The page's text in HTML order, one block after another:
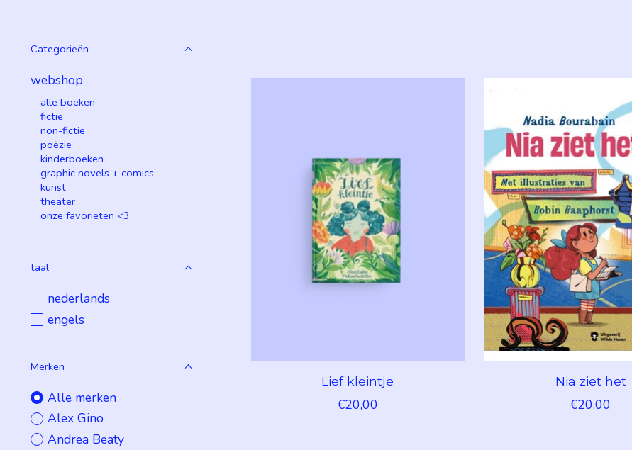
Categorieën
webshop
alle boeken
fictie
non-fictie
poëzie
kinderboeken
graphic novels + comics
kunst
theater
onze favorieten <3
taal
nederlands
engels
Merken
Alle merken
Alex Gino
Andrea Beaty
Lief kleintje
€20,00
Nia ziet het
€20,00